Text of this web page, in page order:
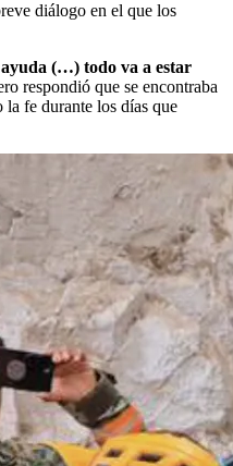
diálogo en el que los
(…) todo va a estar
respondió que se encontraba
fe durante los días que